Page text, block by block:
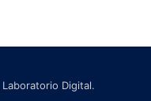
Laboratorio Digital.